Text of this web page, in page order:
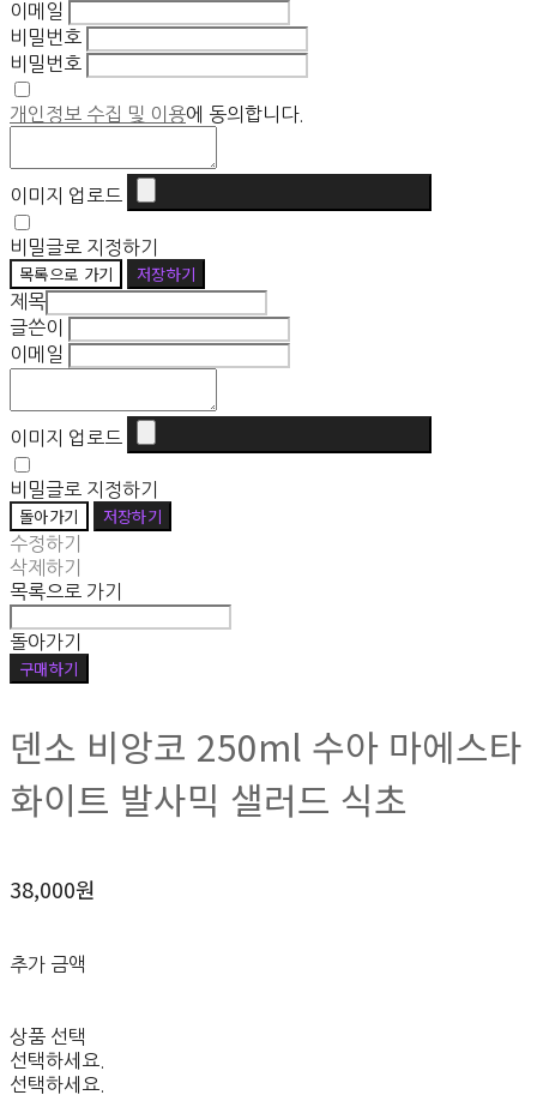
이메일
비밀번호
비밀번호
개인정보 수집 및 이용에 동의합니다.
이미지 업로드
비밀글로 지정하기
목록으로 가기 저장하기
제목
글쓴이
이메일
이미지 업로드
비밀글로 지정하기
돌아가기 저장하기
수정하기
삭제하기
목록으로 가기
돌아가기
구매하기
덴소 비앙코 250ml 수아 마에스타
화이트 발사믹 샐러드 식초
38,000원
추가 금액
상품 선택
선택하세요.
선택하세요.